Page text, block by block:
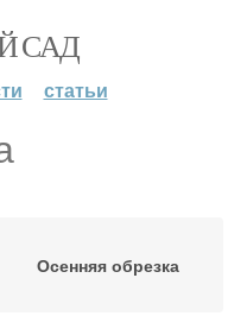
САД
статьи
Осенняя обрезка